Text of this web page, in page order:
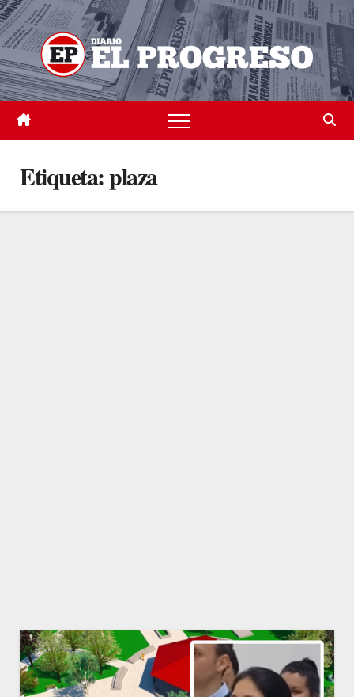
Skip
to
content
Etiqueta:plaza